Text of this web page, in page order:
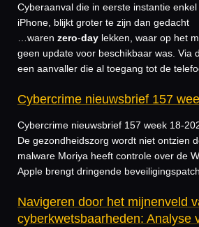
Cyberaanval die in eerste instantie
iPhone, blijkt groter te zijn dan gedacht
…waren zero-day lekken, waar op het
geen update voor beschikbaar was. Via
een aanvaller die al toegang tot de
Cybercrime nieuwsbrief 157
Cybercrime nieuwsbrief 157 week 18-
De gezondheidszorg wordt niet ontzien
malware Moriya heeft controle over de
Apple brengt dringende
Navigeren door het mijnenveld
cyberkwetsbaarheden: Analyse